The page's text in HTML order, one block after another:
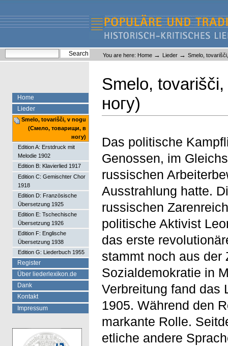
content.
navigation
Liederlexikon
Personal
tools
You are here: Home → Lieder → Smelo,
Smelo,
ногу)
Das politische
Genossen, im
russischen
Ausstrahlung hatte.
russischen
politische Aktivist
das erste
stammt noch aus der
Sozialdemokratie in
Verbreitung fand das
1905. Während den
markante Rolle.
etliche andere
Home
Lieder
Smelo, tovarišči, v nogu
(Смело, товарищи, в
ногу)
Edition A: Erstdruck mit
Melodie 1902
Edition B: Klavierlied 1917
Edition C: Gemischter Chor
1918
Edition D: Französische
Übersetzung 1925
Edition E: Tschechische
Übersetzung 1926
Edition F: Englische
Übersetzung 1938
Edition G: Liederbuch 1955
Register
Über liederlexikon.de
Dank
Kontakt
Impressum